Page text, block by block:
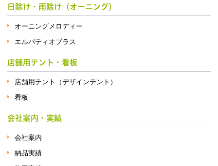
日除け・雨除け（オーニング）
オーニングメロディー
エルパティオプラス
店舗用テント・看板
店舗用テント（デザインテント）
看板
会社案内・実績
会社案内
納品実績